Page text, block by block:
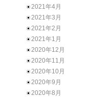
2021年4月
2021年3月
2021年2月
2021年1月
2020年12月
2020年11月
2020年10月
2020年9月
2020年8月